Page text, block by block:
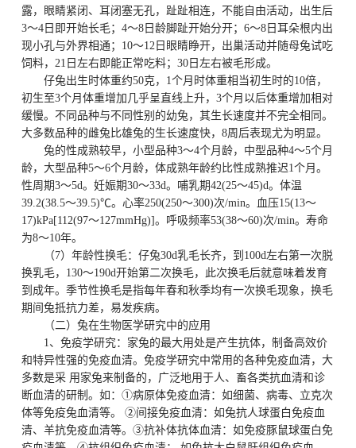
露，眼睛紧闭、耳闭塞无孔，趾趾相连，不能自由活动，出生后
3～4日即开始长毛；4～8日龄脚趾开始分开；6～8日耳朵根内出
现小孔与外界相通；10～12日眼睛睁开，出巢活动并随母兔试吃
饲料，21日左右即能正常吃料；30日左右被毛形成。
仔兔出生时体重约50克，1个月时体重相当初生时的10倍，
初生至3个月体重增加几乎呈直线上升，3个月以后体重增加相对
缓慢。不同品种与不同性别的幼兔，其生长速度并不完全相同。
大多数品种的雌兔比雄兔的生长速度快，8周后表现尤为明显。
兔的性成熟较早，小型品种3～4个月龄，中型品种4～5个月
龄，大型品种5～6个月龄，体成熟年龄约比性成熟推迟1个月。
性周期3～5d。妊娠期30～33d。哺乳期42(25～45)d。体温
39.2(38.5～39.5)℃。心率250(250～300)次/min。血压15(13～
17)kPa[112(97～127mmHg)]。呼吸频率53(38～60)次/min。寿命
为8～10年。
（7）年龄性换毛：仔兔30d乳毛长齐，到100d左右第一次脱
换乳毛，130～190d开始第二次换毛，此次换毛后就意味着发育
到成年。季节性换毛是指每年春和秋季均有一次换毛现象，换毛
期间兔抵抗力差，易发疾病。
（二）兔在生物医学研究中的应用
1、免疫学研究：家兔的最大用处是产生抗体，制备高效价
和特异性强的免疫血清。免疫学研究中常用的各种免疫血清，大
多数是采 用家兔来制备的，广泛地用于人、畜各类抗血清和诊
断血清的研制。如：①病原体免疫血清：如细菌、病毒、立克次
体等免疫兔血清等。 ②间接免疫血清：如兔抗人球蛋白免疫血
清、羊抗免疫血清等。③抗补体抗体血清：如免疫豚鼠球蛋白免